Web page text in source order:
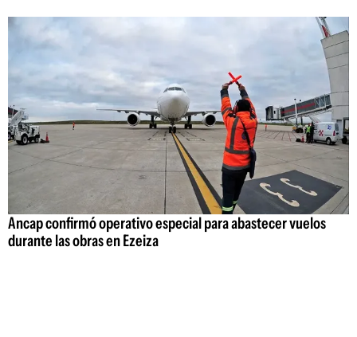
Ancap confirmó operativo especial para abastecer vuelos
durante las obras en Ezeiza